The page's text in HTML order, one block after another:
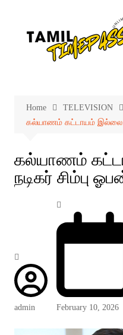
Home
TELEVISION
கல்யாணம் கட்டாயம் இல்லை..
கல்யாணம்
நடிகர் சிம்பு
admin February 10, 2026